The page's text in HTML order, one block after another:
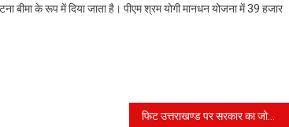
बीमा के रूप में दिया जाता है। पीएम श्रम योगी मानधन योजना में 39 हजार
फिट उत्तराखण्ड पर सरकार का जोर, इस अभियान के लिए अगले 15 दिन में तैयार होगा एक्शन प्लान।